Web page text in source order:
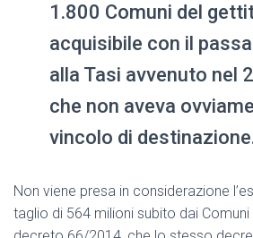
1.800 Comuni del
acquisibile con il
alla Tasi avvenuto nel
che non aveva
vincolo di
Non viene presa in considerazione
taglio di 564 milioni subito dai